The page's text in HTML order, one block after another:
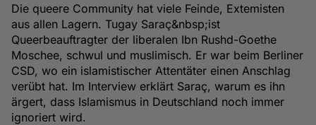
Die queere Community hat viele Feinde, Extemisten
aus allen Lagern. Tugay Saraç&nbsp;ist
Queerbeauftragter der liberalen Ibn Rushd-Goethe
Moschee, schwul und muslimisch. Er war beim Berliner
CSD, wo ein islamistischer Attentäter einen Anschlag
verübt hat. Im Interview erklärt Saraç, warum es ihn
ärgert, dass Islamismus in Deutschland noch immer
ignoriert wird.